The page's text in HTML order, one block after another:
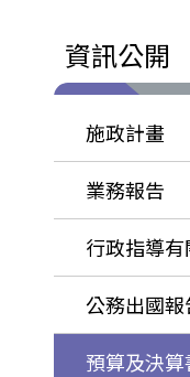
資訊公開
施政計畫
業務報告
行政指導
公務出國報
預算及決算